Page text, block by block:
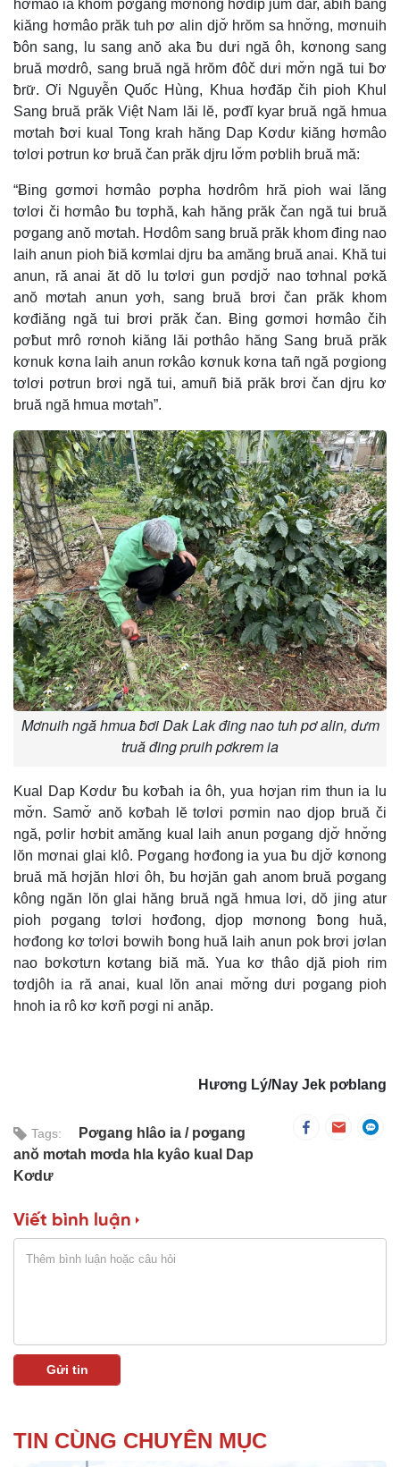
hơmâo ia khom pơgang mơnong hơdip jum dar, abih bang
kiăng hơmâo prăk tuh pơ alin djơ̆ hrŏm sa hnơ̆ng, mơnuih
ƀôn sang, lu sang anŏ aka ƀu dưi ngă ôh, kơnong sang
bruă mơdrô, sang bruă ngă hrŏm đôč dưi mơ̆n ngă tui ƀơ
ƀrư̆. Ơi Nguyễn Quốc Hùng, Khua hơđăp čih pioh Khul
Sang bruă prăk Việt Nam lăi lĕ, pơđĭ kyar bruă ngă hmua
mơtah ƀơi kual Tong krah hăng Dap Kơdư kiăng hơmâo
tơlơi pơtrun kơ bruă čan prăk djru lơ̆m pơblih bruă mă:
“Ƀing gơmơi hơmâo pơpha hơdrôm hră pioh wai lăng
tơlơi či hơmâo ƀu tơphă, kah hăng prăk čan ngă tui bruă
pơgang anŏ mơtah. Hơdôm sang bruă prăk khom đing nao
laih anun pioh ƀiă kơmlai djru ba amăng bruă anai. Khă tui
anun, ră anai ăt dŏ lu tơlơi gun pơdjơ̆ nao tơhnal pơkă
anŏ mơtah anun yơh, sang bruă brơi čan prăk khom
kơđiăng ngă tui brơi prăk čan. Ƀing gơmơi hơmâo čih
pơƀut mrô rơnoh kiăng lăi pơthâo hăng Sang bruă prăk
kơnuk kơna laih anun rơkâo kơnuk kơna tañ ngă pơgiong
tơlơi pơtrun brơi ngă tui, amuñ ƀiă prăk brơi čan djru kơ
bruă ngă hmua mơtah”.
Mơnuih ngă hmua ƀơi Dak Lak đing nao tuh pơ alin, dưm
truă đing pruih pơkrem ia
Kual Dap Kơdư ƀu kơƀah ia ôh, yua hơjan rim thun ia lu
mơ̆n. Samơ̆ anŏ kơƀah lĕ tơlơi pơmin nao djop bruă či
ngă, pơlir hơbit amăng kual laih anun pơgang djơ̆ hnơ̆ng
lŏn mơnai glai klô. Pơgang hơđong ia yua ƀu djơ̆ kơnong
bruă mă hơjăn hlơi ôh, ƀu hơjăn gah anom bruă pơgang
kông ngăn lŏn glai hăng bruă ngă hmua lơi, dŏ jing atur
pioh pơgang tơlơi hơđong, djop mơnong ƀong huă,
hơđong kơ tơlơi bơwih ƀong huă laih anun pok brơi jơlan
nao bơkơtưn kơtang biă mă. Yua kơ thâo djă pioh rim
tơdjôh ia ră anai, kual lŏn anai mơ̆ng dưi pơgang pioh
hnoh ia rô kơ kơñ pơgi ni anăp.
Hương Lý/Nay Jek pơblang
Tags: Pơgang hlâo ia
pơgang
anŏ mơtah mơda hla kyâo kual Dap
Kơdư
Viết bình luận
TIN CÙNG CHUYÊN MỤC